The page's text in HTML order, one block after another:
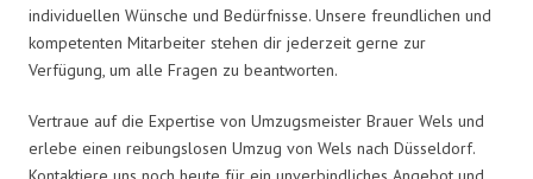
individuellen Wünsche und Bedürfnisse. Unsere freundlichen und
kompetenten Mitarbeiter stehen dir jederzeit gerne zur
Verfügung, um alle Fragen zu beantworten.
Vertraue auf die Expertise von Umzugsmeister Brauer Wels und
erlebe einen reibungslosen Umzug von Wels nach Düsseldorf.